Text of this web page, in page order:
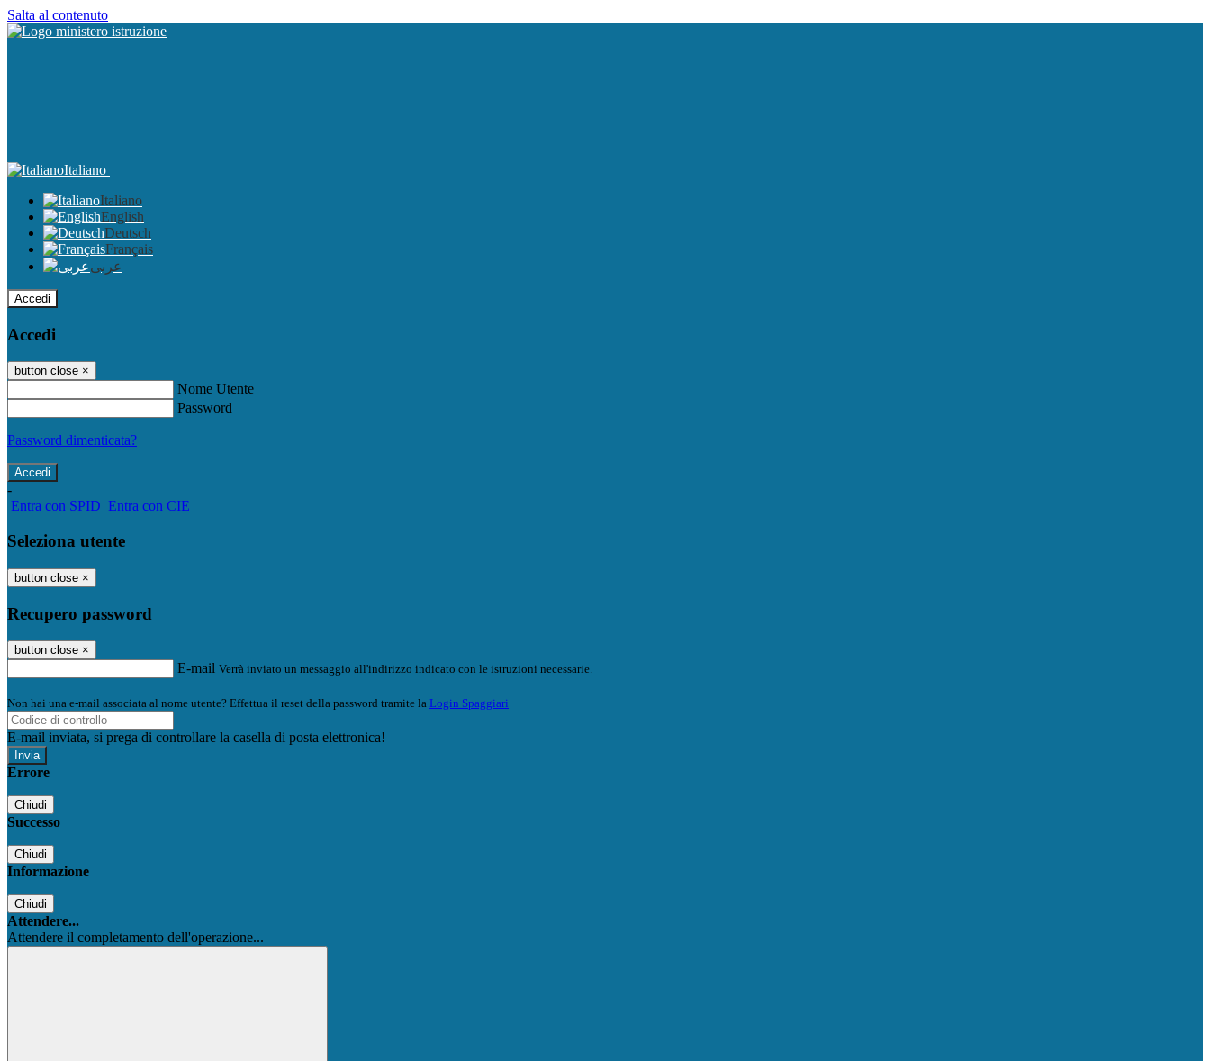
Salta al contenuto
Italiano
Italiano
English
Deutsch
Français
عربى
Accedi
Accedi
button close ×
Nome Utente
Password
Password dimenticata?
-
Entra con SPID Entra con CIE
Seleziona utente
button close ×
Recupero password
button close ×
E-mail Verrà inviato un messaggio all'indirizzo indicato con le istruzioni necessarie.
Non hai una e-mail associata al nome utente? Effettua il reset della password tramite la Login Spaggiari
E-mail inviata, si prega di controllare la casella di posta elettronica!
Errore
Chiudi
Successo
Chiudi
Informazione
Chiudi
Attendere...
Attendere il completamento dell'operazione...